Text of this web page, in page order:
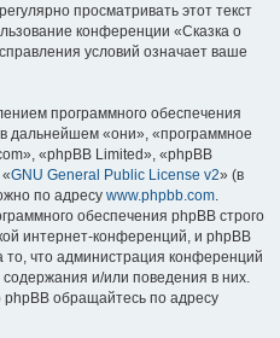
просматривать этот текст
конференции «Сказка о
условий означает ваше
программного обеспечения
дальнейшем «они», «программное
«phpBB Limited», «phpBB
GNU General Public License v2» (в
по адресу www.phpbb.com.
обеспечения phpBB строго
интернет-конференций, и phpBB
то, что администрация конференций
содержания и/или поведения в них.
обращайтесь по адресу